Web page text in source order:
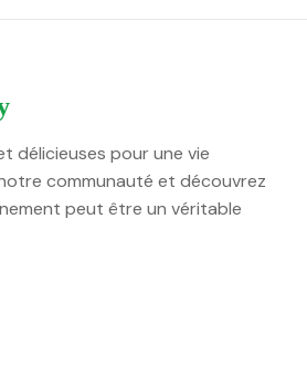
délicieuses pour une vie
communauté et découvrez
peut être un véritable